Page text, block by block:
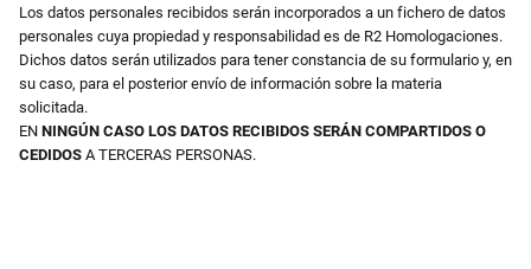
Los datos personales recibidos serán incorporados a un fichero de datos
personales cuya propiedad y responsabilidad es de R2 Homologaciones.
Dichos datos serán utilizados para tener constancia de su formulario y, en
su caso, para el posterior envío de información sobre la materia
solicitada.
EN NINGÚN CASO LOS DATOS RECIBIDOS SERÁN COMPARTIDOS O
CEDIDOS A TERCERAS PERSONAS.